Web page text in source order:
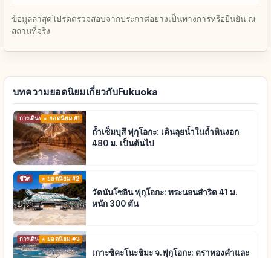
ข้อมูลล่าสุดโปรดตรวจสอบจากประกาศอย่างเป็นทางการหรือยืนยัน ณ
สถานที่จริง
บทความยอดนิยมเกี่ยวกับFukuoka
การเดินทาง ยอดนิยม #1
ถ้ำเซ็มบุสึ ฟุกุโอกะ: เดินลุยน้ำในถ้ำหินงอก
480 ม. เป็นต้นไป
ชีวิต ยอดนิยม #2
วัดนันโซอิน ฟุกุโอกะ: พระนอนสำริด 41 ม.
หนัก 300 ตัน
การเดินทางยอดนิยม #3
เกาะชิคะโนะชิมะ จ.ฟุกุโอกะ: ตราทองคำและ